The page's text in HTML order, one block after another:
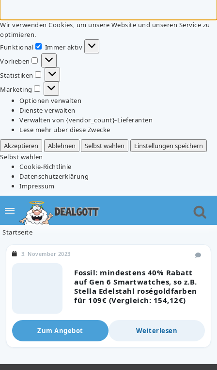
Wir verwenden Cookies, um unsere Website und unseren Service zu
optimieren.
Funktional
Funktional
Immer aktiv
Vorlieben
Vorlieben
Statistiken
Statistiken
Marketing
Marketing
Optionen verwalten
Dienste verwalten
Verwalten von {vendor_count}-Lieferanten
Lese mehr über diese Zwecke
Akzeptieren
Ablehnen Selbst wählen
Einstellungen speichern
Selbst wählen
Cookie-Richtlinie
Datenschutzerklärung
Impressum
Startseite
Fossil: mindestens 40% Rabatt
auf Gen 6 Smartwatches, so z.B.
Stella Edelstahl roségoldfarben
für 109€ (Vergleich: 154,12€)
3. November 2023
Zum Angebot Weiterlesen